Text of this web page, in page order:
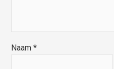
Naam*